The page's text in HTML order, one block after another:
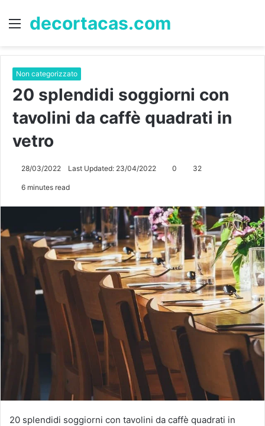
Menu
decortacas.com
Non categorizzato
20 splendidi soggiorni con
tavolini da caffè quadrati in
vetro
28/03/2022 Last Updated: 23/04/2022 0 32
6 minutes read
20 splendidi soggiorni con tavolini da caffè quadrati in